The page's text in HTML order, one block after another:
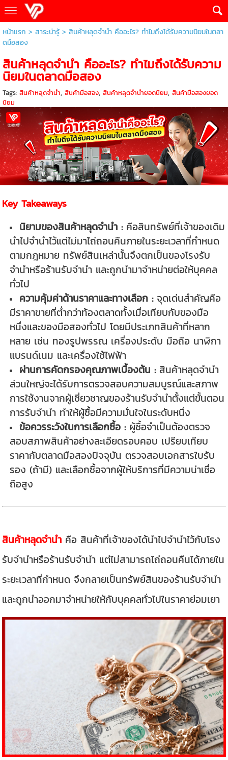
หน้าแรก > สาระน่ารู้> สินค้าหลุดจำนำ คืออะไร? ทำไมถึงได้รับความนิยมในตลา
ดมือสอง
สินค้าหลุดจำนำ คืออะไร? ทำไมถึงได้รับความ
นิยมในตลาดมือสอง
Tags: สินค้าหลุดจำนำ, สินค้ามือสอง, สินค้าหลุดจำนำยอดนิยม, สินค้ามือสองยอด
นิยม
Key Takeaways
นิยามของสินค้าหลุดจำนำ :คือสินทรัพย์ที่เจ้าของเดิม
นำไปจำนำไว้แต่ไม่มาไถ่ถอนคืนภายในระยะเวลาที่กำหนด
ตามกฎหมาย ทรัพย์สินเหล่านั้นจึงตกเป็นของโรงรับ
จำนำหรือร้านรับจำนำ และถูกนำมาจำหน่ายต่อให้บุคคล
ทั่วไป
ความคุ้มค่าด้านราคาและทางเลือก :จุดเด่นสำคัญคือ
มีราคาขายที่ต่ำกว่าท้องตลาดทั้งเมื่อเทียบกับของมือ
หนึ่งและของมือสองทั่วไป โดยมีประเภทสินค้าที่หลาก
หลาย เช่น ทองรูปพรรณ เครื่องประดับ มือถือ นาฬิกา
แบรนด์เนม และเครื่องใช้ไฟฟ้า
ผ่านการคัดกรองคุณภาพเบื้องต้น :สินค้าหลุดจำนำ
ส่วนใหญ่จะได้รับการตรวจสอบความสมบูรณ์และสภาพ
การใช้งานจากผู้เชี่ยวชาญของร้านรับจำนำตั้งแต่ขั้นตอน
การรับจำนำ ทำให้ผู้ซื้อมีความมั่นใจในระดับหนึ่ง
ข้อควรระวังในการเลือกซื้อ :ผู้ซื้อจำเป็นต้องตรวจ
สอบสภาพสินค้าอย่างละเอียดรอบคอบ เปรียบเทียบ
ราคากับตลาดมือสองปัจจุบัน ตรวจสอบเอกสารใบรับ
รอง (ถ้ามี) และเลือกซื้อจากผู้ให้บริการที่มีความน่าเชื่อ
ถือสูง
สินค้าหลุดจำนำ คือ สินค้าที่เจ้าของได้นำไปจำนำไว้กับโรง
รับจำนำหรือร้านรับจำนำ แต่ไม่สามารถไถ่ถอนคืนได้ภายใน
ระยะเวลาที่กำหนด จึงกลายเป็นทรัพย์สินของร้านรับจำนำ
และถูกนำออกมาจำหน่ายให้กับบุคคลทั่วไปในราคาย่อมเยา